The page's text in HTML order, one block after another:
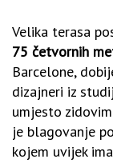
Velika terasa
75 četvornih
Barcelone,
dizajneri iz
umjesto
je blagovanje
kojem uvijek